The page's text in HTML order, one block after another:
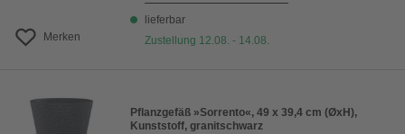
Merken
lieferbar
Zustellung 12.08. - 14.08.
Pflanzgefäß »Sorrento«, 49 x 39,4 cm (ØxH),
Kunststoff, granitschwarz